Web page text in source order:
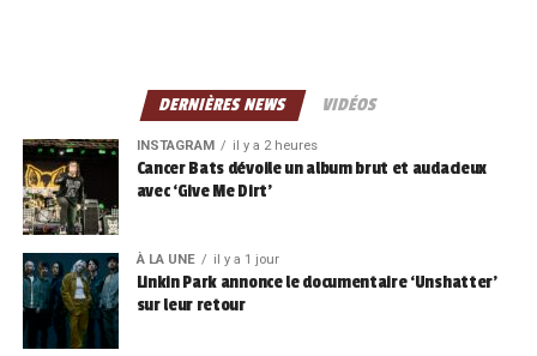
DERNIÈRES NEWS VIDÉOS
INSTAGRAM il y a 2 heures
Cancer Bats dévoile un album brut et audacieux
avec ‘Give Me Dirt’
À LA UNE il y a 1 jour
Linkin Park annonce le documentaire ‘Unshatter’
sur leur retour